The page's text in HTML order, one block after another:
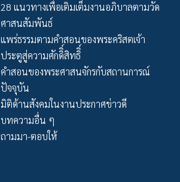
28 แนวทางเพื่อเติมเต็มงานอภิบาลตามวัด
ศาสนสัมพันธ์
แพร่ธรรมตามคำสอนของพระคริสตเจ้า
ประตูสู่ความศักดิิ์สิทธิิ์
คำสอนของพระศาสนจักรกับสถานการณ์
ปัจจุบัน
มิติด้านสังคมในงานประกาศข่าวดี
บทความอื่น ๆ
ถามมา-ตอบให้